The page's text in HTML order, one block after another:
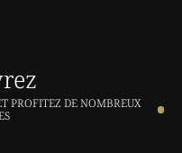
PROFITEZ DE NOMBREUX